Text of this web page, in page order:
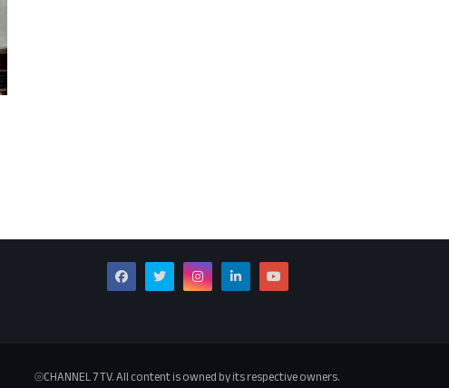
⦾CHANNEL 7 TV. All content is owned by its respective owners.